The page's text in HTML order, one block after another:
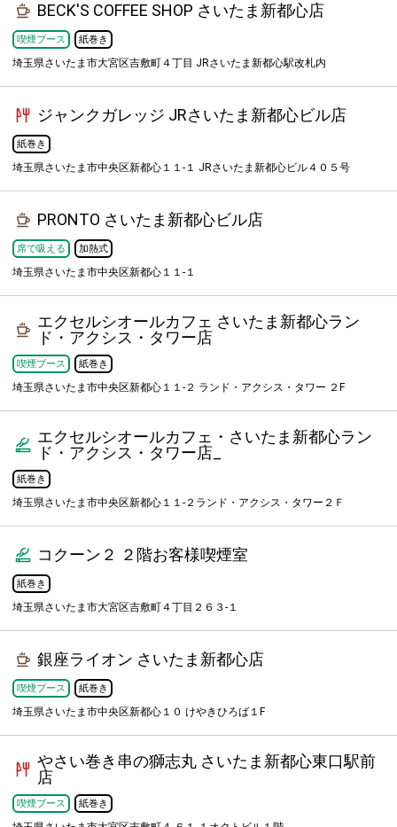
BECK'S COFFEE SHOP さいたま新都心店
喫煙ブース 紙巻き
埼玉県さいたま市大宮区吉敷町４丁目 JRさいたま新都心駅改札内
ジャンクガレッジ JRさいたま新都心ビル店
紙巻き
埼玉県さいたま市中央区新都心１１-１ JRさいたま新都心ビル４０５号
PRONTO さいたま新都心ビル店
席で吸える 加熱式
埼玉県さいたま市中央区新都心１１-１
エクセルシオールカフェ さいたま新都心ラン
ド・アクシス・タワー店
喫煙ブース 紙巻き
埼玉県さいたま市中央区新都心１１-２ ランド・アクシス・タワー ２F
エクセルシオールカフェ・さいたま新都心ラン
ド・アクシス・タワー店_
紙巻き
埼玉県さいたま市中央区新都心１１‐２ランド・アクシス・タワー２Ｆ
コクーン２ ２階お客様喫煙室
紙巻き
埼玉県さいたま市大宮区吉敷町４丁目２６３-１
銀座ライオン さいたま新都心店
喫煙ブース 紙巻き
埼玉県さいたま市中央区新都心１０ けやきひろば１F ‎
やさい巻き串の獅志丸 さいたま新都心東口駅前
店
喫煙ブース 紙巻き